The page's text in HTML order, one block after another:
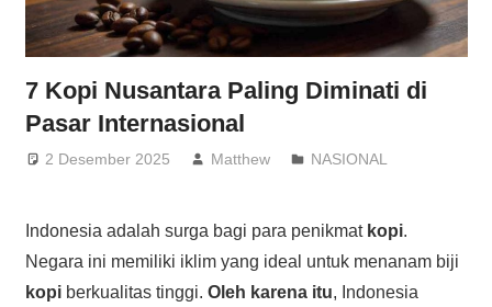
7 Kopi Nusantara Paling Diminati di
Pasar Internasional
2 Desember 2025 Matthew NASIONAL
Indonesia adalah surga bagi para penikmat kopi.
Negara ini memiliki iklim yang ideal untuk menanam biji
kopiberkualitas tinggi. Oleh karena itu, Indonesia